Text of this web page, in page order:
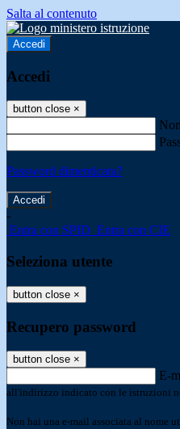
Salta al contenuto
Accedi
Accedi
button close ×
Password dimenticata?
-
Entra con SPID Entra con CIE
Seleziona utente
button close ×
Recupero password
button close ×
E-
all'indirizzo indicato con le istruzioni
Non hai una e-mail associata al nome